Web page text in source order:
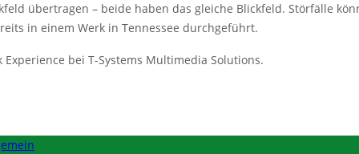
übertragen – beide haben das gleiche Blickfeld. Störfälle
in einem Werk in Tennessee durchgeführt.
bei T-Systems Multimedia Solutions.